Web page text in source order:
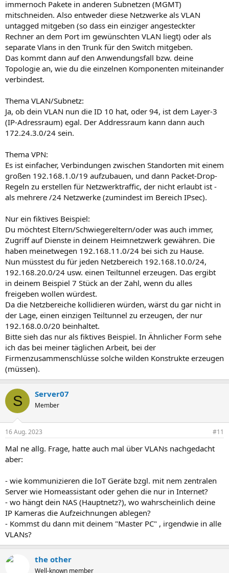
immernoch Pakete in anderen Subnetzen (MGMT)
mitschneiden. Also entweder diese Netzwerke als VLAN
untagged mitgeben (so dass ein einziger angesteckter
Rechner an dem Port im gewünschten VLAN liegt) oder als
separate Vlans in den Trunk für den Switch mitgeben.
Das kommt dann auf den Anwendungsfall bzw. deine
Topologie an, wie du die einzelnen Komponenten miteinander
verbindest.
Thema VLAN/Subnetz:
Ja, ob dein VLAN nun die ID 10 hat, oder 94, ist dem Layer-3
(IP-Adressraum) egal. Der Addressraum kann dann auch
172.24.3.0/24 sein.
Thema VPN:
Es ist einfacher, Verbindungen zwischen Standorten mit einem
großen 192.168.1.0/19 aufzubauen, und dann Packet-Drop-
Regeln zu erstellen für Netzwerktraffic, der nicht erlaubt ist -
als mehrere /24 Netzwerke (zumindest im Bereich IPsec).
Nur ein fiktives Beispiel:
Du möchtest Eltern/Schwiegereltern/oder was auch immer,
Zugriff auf Dienste in deinem Heimnetzwerk gewähren. Die
haben meinetwegen 192.168.11.0/24 bei sich zu Hause.
Nun müsstest du für jeden Netzbereich 192.168.10.0/24,
192.168.20.0/24 usw. einen Teiltunnel erzeugen. Das ergibt
in deinem Beispiel 7 Stück an der Zahl, wenn du alles
freigeben wollen würdest.
Da die Netzbereiche kollidieren würden, wärst du gar nicht in
der Lage, einen einzigen Teiltunnel zu erzeugen, der nur
192.168.0.0/20 beinhaltet.
Bitte sieh das nur als fiktives Beispiel. In Ähnlicher Form sehe
ich das bei meiner täglichen Arbeit, bei der
Firmenzusammenschlüsse solche wilden Konstrukte erzeugen
(müssen).
S Server07
Member
16 Aug. 2023 #11
Mal ne allg. Frage, hatte auch mal über VLANs nachgedacht
aber:
- wie kommunizieren die IoT Geräte bzgl. mit nem zentralen
Server wie Homeassistant oder gehen die nur in Internet?
- wo hängt dein NAS (Hauptnetz?), wo wahrscheinlich deine
IP Kameras die Aufzeichnungen ablegen?
- Kommst du dann mit deinem "Master PC" , irgendwie in alle
VLANs?
the other
Well-known member